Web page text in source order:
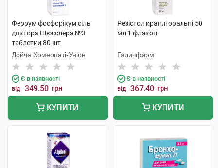
Феррум фосфорiкум сіль
доктора Шюсслера №3
таблетки 80 шт
Дойче Хомеопаті-Уніон
Є в наявності
від 349.50 грн
КУПИТИ
Резістол краплі оральні 50
мл 1 флакон
Галичфарм
Є в наявності
від 367.40 грн
КУПИТИ